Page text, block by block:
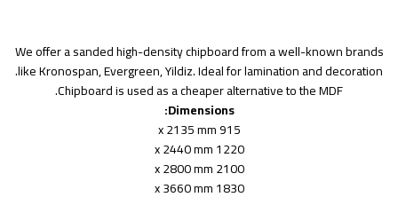
We offer a sanded high-density chipboard from a well-known brands
like Kronospan, Evergreen, Yildiz. Ideal for lamination and decoration.
Chipboard is used as a cheaper alternative to the MDF.
Dimensions:
915 x 2135 mm
1220 x 2440 mm
2100 x 2800 mm
1830 x 3660 mm